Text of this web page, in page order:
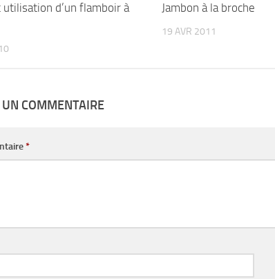
d’un flamboir à
Jambon à la broche
19 AVR 2011
UN COMMENTAIRE
*